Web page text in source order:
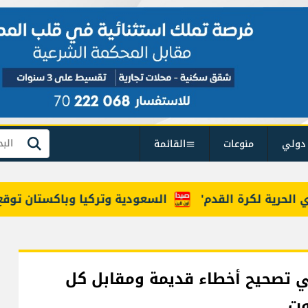
منوعات القائمة بحث
السعودية وتركيا وباكستان توقع لكرة القدم'
أخطاء قديمة ومقابل كل